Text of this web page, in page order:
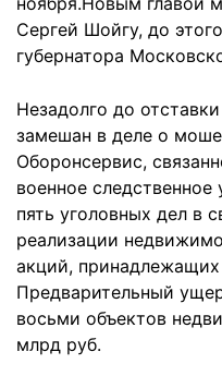
Сергей Шойгу, до
губернатора
Незадолго до
замешан в деле о
Оборонсервис,
военное
пять уголовных дел в
реализации
акций,
Предварительный
восьми объектов
млрд руб.